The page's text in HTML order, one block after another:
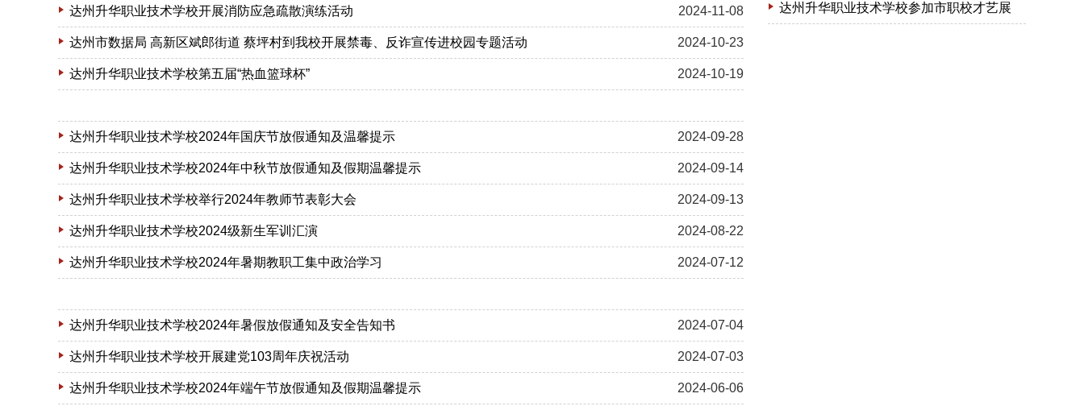
2024-11-08
达州升华职业技术学校开展消防应急疏散演练活动
2024-10-23
达州市数据局 高新区斌郎街道 蔡坪村到我校开展禁毒、反诈宣传进校园专题活动
2024-10-19
达州升华职业技术学校第五届“热血篮球杯”
2024-09-28
达州升华职业技术学校2024年国庆节放假通知及温馨提示
2024-09-14
达州升华职业技术学校2024年中秋节放假通知及假期温馨提示
2024-09-13
达州升华职业技术学校举行2024年教师节表彰大会
2024-08-22
达州升华职业技术学校2024级新生军训汇演
2024-07-12
达州升华职业技术学校2024年暑期教职工集中政治学习
2024-07-04
达州升华职业技术学校2024年暑假放假通知及安全告知书
2024-07-03
达州升华职业技术学校开展建党103周年庆祝活动
2024-06-06
达州升华职业技术学校2024年端午节放假通知及假期温馨提示
达州升华职业技术学校参加市职校才艺展